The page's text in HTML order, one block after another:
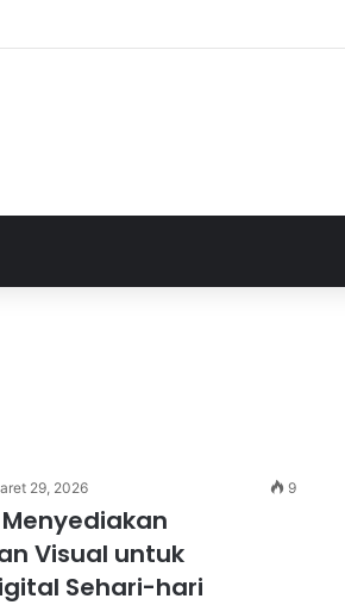
4 Tim Lolos ke Semifinal Piala AFF U-17 2026
29, 2026 9
Visual untuk
Sehari-hari